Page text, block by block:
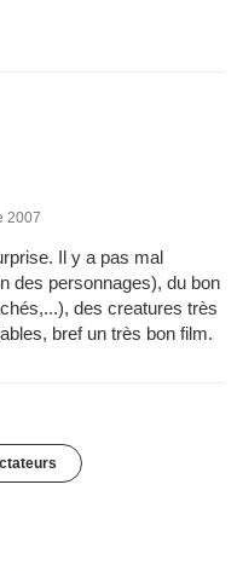
2007
Il y a pas mal
des personnages), du bon
des creatures très
bref un très bon film.